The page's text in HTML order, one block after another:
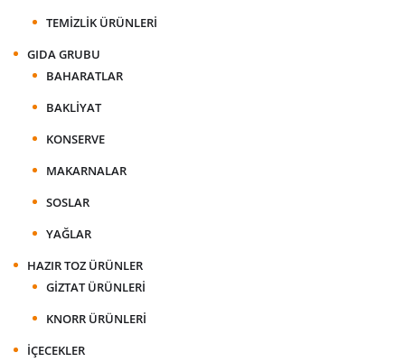
TEMIZLIK ÜRÜNLERI
GIDA GRUBU
BAHARATLAR
BAKLIYAT
KONSERVE
MAKARNALAR
SOSLAR
YAĞLAR
HAZIR TOZ ÜRÜNLER
GIZTAT ÜRÜNLERI
KNORR ÜRÜNLERI
İÇECEKLER